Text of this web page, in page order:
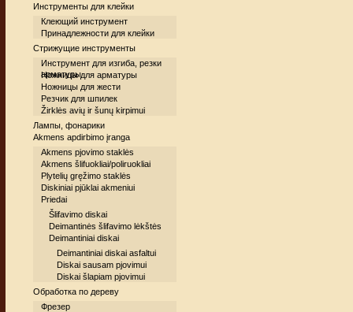
Инструменты для клейки
Клеющий инструмент
Принадлежности для клейки
Стрижущие инструменты
Инструмент для изгиба, резки
арматуры
Ножницы для арматуры
Ножницы для жести
Резчик для шпилек
Žirklės avių ir šunų kirpimui
Лампы, фонарики
Akmens apdirbimo įranga
Akmens pjovimo staklės
Akmens šlifuokliai/poliruokliai
Plytelių gręžimo staklės
Diskiniai pjūklai akmeniui
Priedai
Šlifavimo diskai
Deimantinės šlifavimo lėkštės
Deimantiniai diskai
Deimantiniai diskai asfaltui
Diskai sausam pjovimui
Diskai šlapiam pjovimui
Обработка по дереву
Фрезер